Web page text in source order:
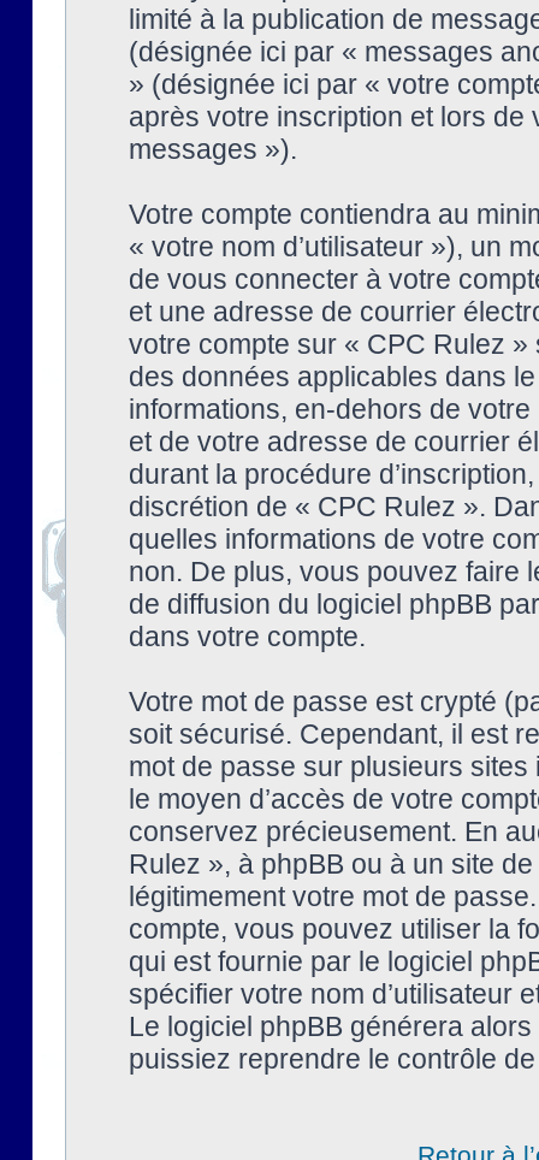
limité à la publication de
(désignée ici par « messages
» (désignée ici par « votre
après votre inscription et lors
messages »).
Votre compte contiendra au
« votre nom d’utilisateur »), un
de vous connecter à votre
et une adresse de courrier
votre compte sur « CPC Rulez
des données applicables dans
informations, en-dehors de
et de votre adresse de courrier
durant la procédure
discrétion de « CPC Rulez ».
quelles informations de votre
non. De plus, vous pouvez faire
de diffusion du logiciel phpBB
dans votre compte.
Votre mot de passe est crypté
soit sécurisé. Cependant, il est
mot de passe sur plusieurs
le moyen d’accès de votre
conservez précieusement. En
Rulez », à phpBB ou à un site
légitimement votre mot de
compte, vous pouvez utiliser la
qui est fournie par le logiciel
spécifier votre nom d’utilisateur
Le logiciel phpBB générera
puissiez reprendre le contrôle